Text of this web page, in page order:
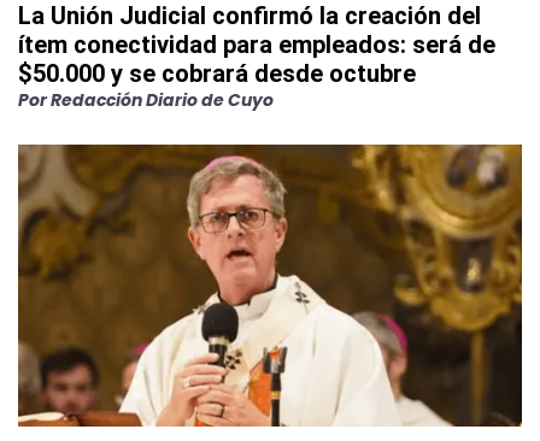
La Unión Judicial confirmó la creación del
ítem conectividad para empleados: será de
$50.000 y se cobrará desde octubre
PorRedacción Diario de Cuyo